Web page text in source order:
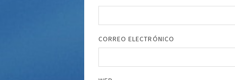
CORREO ELECTRÓNICO